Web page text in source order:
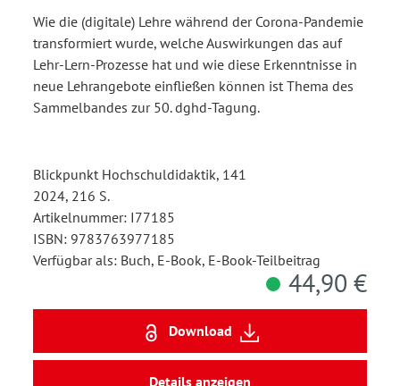
Wie die (digitale) Lehre während der Corona-Pandemie
transformiert wurde, welche Auswirkungen das auf
Lehr-Lern-Prozesse hat und wie diese Erkenntnisse in
neue Lehrangebote einfließen können ist Thema des
Sammelbandes zur 50. dghd-Tagung.
Blickpunkt Hochschuldidaktik, 141
2024, 216 S.
Artikelnummer: I77185
ISBN: 9783763977185
Verfügbar als: Buch, E-Book, E-Book-Teilbeitrag
44,90 €
Download
Details anzeigen